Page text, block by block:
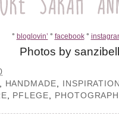
° bloglovin’ ° facebook°
Photos by sanzibell
HANDMADE
PFLEGE